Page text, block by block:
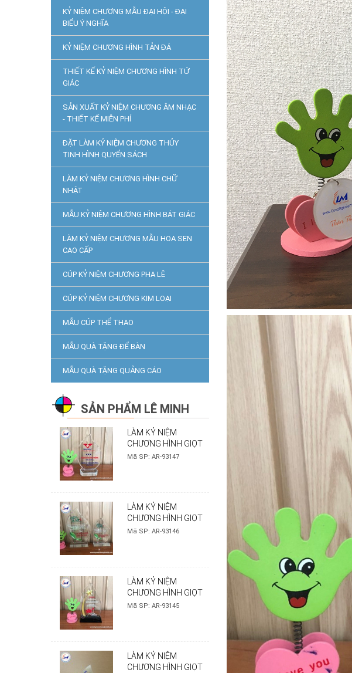
KỶ NIỆM CHƯƠNG MẪU ĐẠI HỘI - ĐẠI
BIỂU Ý NGHĨA
KỶ NIỆM CHƯƠNG HÌNH TẢN ĐÁ
THIẾT KẾ KỶ NIỆM CHƯƠNG HÌNH TỨ
GIÁC
SẢN XUẤT KỶ NIỆM CHƯƠNG ÂM NHẠC
- THIẾT KẾ MIỄN PHÍ
ĐẶT LÀM KỶ NIỆM CHƯƠNG THỦY
TINH HÌNH QUYỂN SÁCH
LÀM KỶ NIỆM CHƯƠNG HÌNH CHỮ
NHẬT
MẪU KỶ NIỆM CHƯƠNG HÌNH BÁT GIÁC
LÀM KỶ NIỆM CHƯƠNG MẪU HOA SEN
CAO CẤP
CÚP KỶ NIỆM CHƯƠNG PHA LÊ
CÚP KỶ NIỆM CHƯƠNG KIM LOẠI
MẪU CÚP THỂ THAO
MẪU QUÀ TẶNG ĐỂ BÀN
MẪU QUÀ TẶNG QUẢNG CÁO
SẢN PHẨM LÊ MINH
LÀM KỶ NIỆM
CHƯƠNG HÌNH GIỌT
NƯỚC - MẪU
Mã SP: AR-93147
LÀM KỶ NIỆM
CHƯƠNG HÌNH GIỌT
NƯỚC - MẪU UPC
Mã SP: AR-93146
LÀM KỶ NIỆM
CHƯƠNG HÌNH GIỌT
NƯỚC - MẪU SENDO
Mã SP: AR-93145
LÀM KỶ NIỆM
CHƯƠNG HÌNH GIỌT